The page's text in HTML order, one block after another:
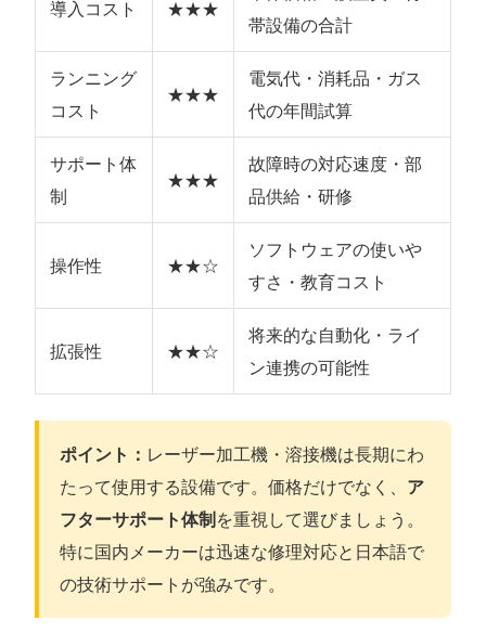
導入コスト ★★★
帯設備の合計
ランニング
コスト
★★★
電気代・消耗品・ガス
代の年間試算
サポート体
制
★★★
故障時の対応速度・部
品供給・研修
操作性 ★★☆
ソフトウェアの使いや
すさ・教育コスト
拡張性 ★★☆
将来的な自動化・ライ
ン連携の可能性
ポイント： レーザー加工機・溶接機は長期にわ
たって使用する設備です。価格だけでなく、 ア
フターサポート体制を重視して選びましょう。
特に国内メーカーは迅速な修理対応と日本語で
の技術サポートが強みです。